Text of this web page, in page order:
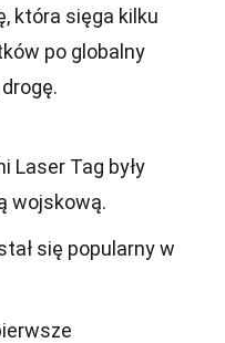
która sięga kilku
po globalny
Laser Tag były
wojskową.
się popularny w